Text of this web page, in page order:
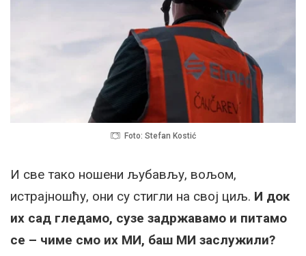
Foto: Stefan Kostić
И све тако ношени љубављу, вољом,
истрајношћу, они су стигли на свој циљ. И док
их сад гледамо, сузе задржавамо и питамо
се – чиме смо их МИ, баш МИ заслужили?